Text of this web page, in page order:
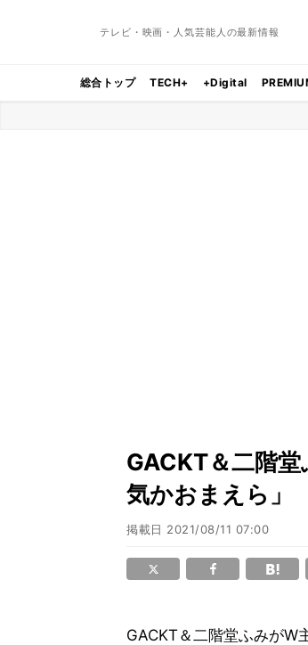
テレビ・映画・人気芸能人の最新情報
総合トップ TECH+ +Digital
GACKT＆二階
気かおまえら」
掲載日 2021/08/11 07:00
GACKT＆二階堂ふみがW